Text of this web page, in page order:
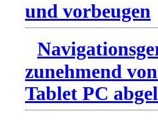
und vorbeugen
zunehmend
Tablet PC